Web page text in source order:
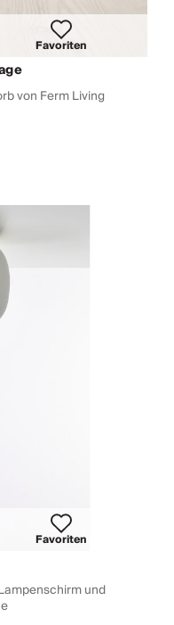
Favoriten
von Ferm Living
Favoriten
und